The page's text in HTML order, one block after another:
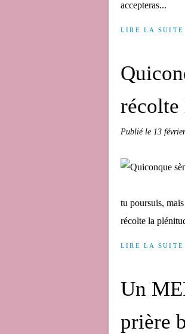
accepteras...
LIRE LA SUITE
récolte
Publié le 13
tu poursuis,
récolte la
LIRE LA SUITE
Un
prière